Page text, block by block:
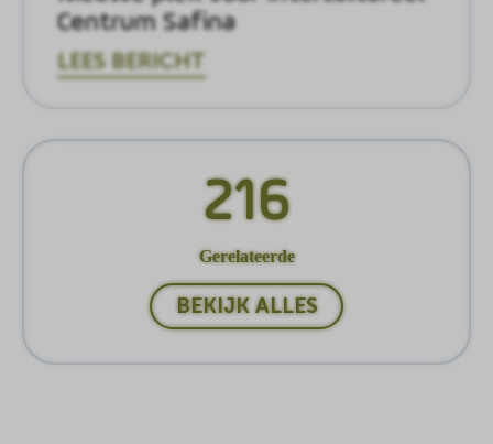
Centrum Safina
LEES BERICHT
216
Gerelateerde
BEKIJK ALLES